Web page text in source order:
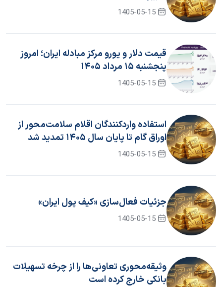
1405-05-15
قیمت دلار و یورو مرکز مبادله ایران؛ امروز
پنجشنبه ۱۵ مرداد ۱۴۰۵
1405-05-15
استفاده واردکنندگان اقلام سلامت‌محور از
اوراق گام تا پایان سال ۱۴۰۵ تمدید شد
1405-05-15
جزئیات فعال‌سازی «کیف پول ایران»
1405-05-15
وثیقه‌محوری تعاونی‌ها را از چرخه تسهیلات
بانکی خارج کرده است